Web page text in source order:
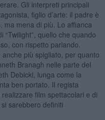
Gli interpreti principali
figlio d’arte: il padre è
ma mena di più. Lo affianca
quello che quando
con rispetto parlando.
più spigliato, per quanto
Branagh nelle parte del
Debicki, lunga come la
ben portato. Il regista
film spettacolari e di
sarebbero definiti